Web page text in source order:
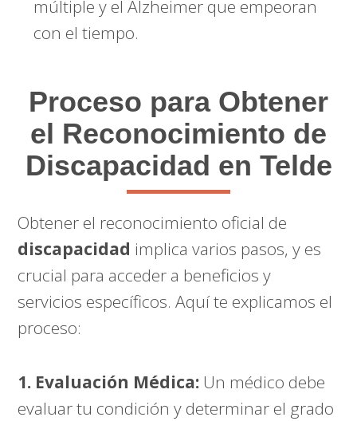
múltiple y el Alzheimer que empeoran
con el tiempo.
Proceso para Obtener
el Reconocimiento de
Discapacidad en Telde
Obtener el reconocimiento oficial de
discapacidad implica varios pasos, y es
crucial para acceder a beneficios y
servicios específicos. Aquí te explicamos el
proceso:
1. Evaluación Médica: Un médico debe
evaluar tu condición y determinar el grado